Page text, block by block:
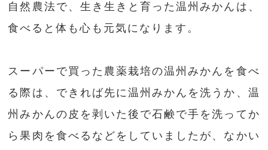
自然農法で、生き生きと育った温州みかんは、
食べると体も心も元気になります。
スーパーで買った農薬栽培の温州みかんを食べ
る際は、できれば先に温州みかんを洗うか、温
州みかんの皮を剥いた後で石鹸で手を洗ってか
ら果肉を食べるなどをしていましたが、なかい